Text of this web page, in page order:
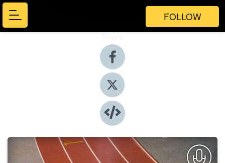
FOLLOW
Share